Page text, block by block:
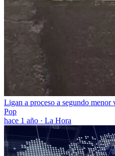
Ligan a proceso a segundo
Pop
hace 1 año · La Hora